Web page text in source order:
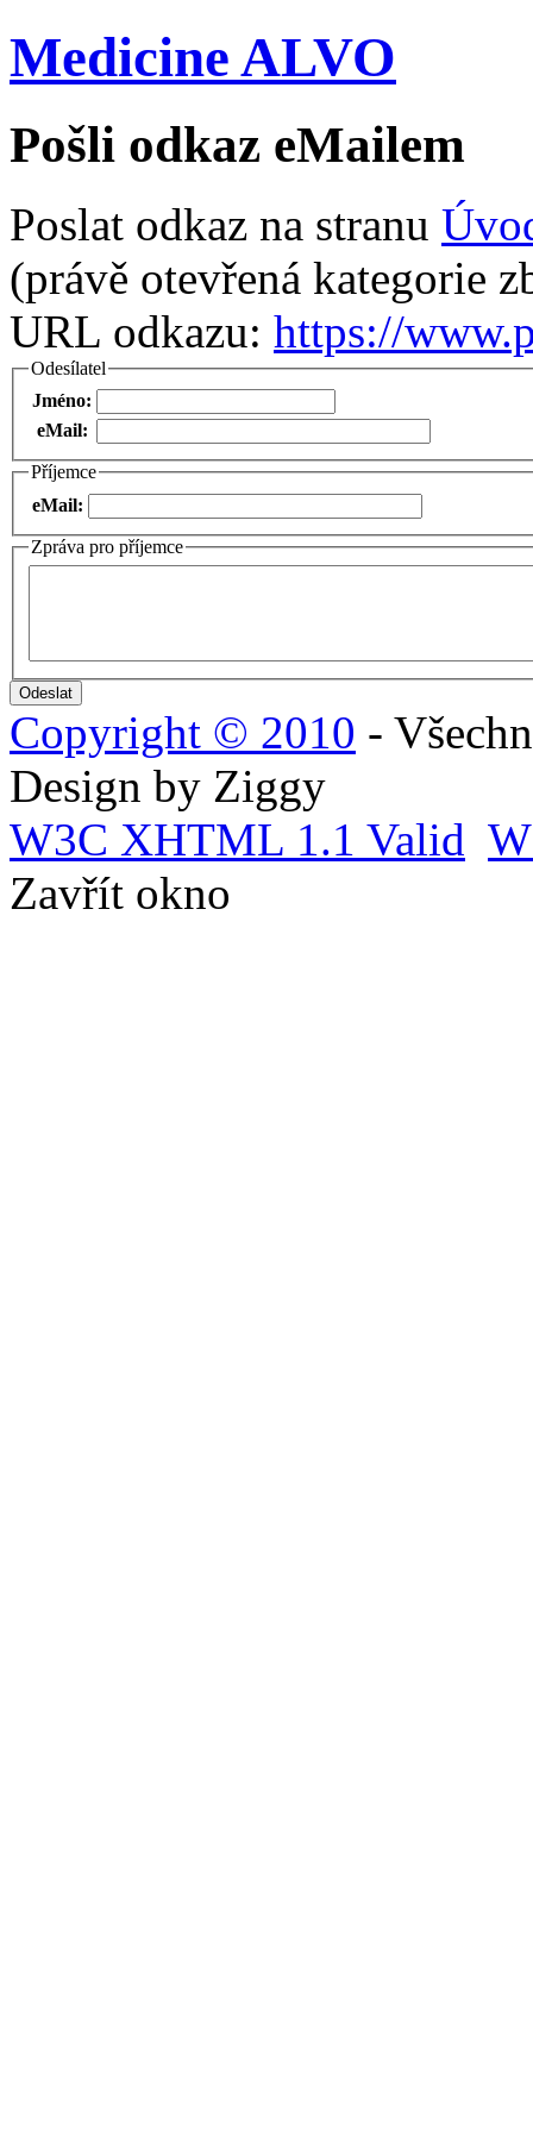
Medicine ALVO
Pošli odkaz eMailem
Poslat odkaz na stranu
(právě otevřená kategorie
URL odkazu: https://
Odesílatel
Jméno:
eMail:
Příjemce
eMail:
Zpráva pro příjemce
Copyright © 2010 -
Design by Ziggy
W3C XHTML 1.1 Valid
Zavřít okno